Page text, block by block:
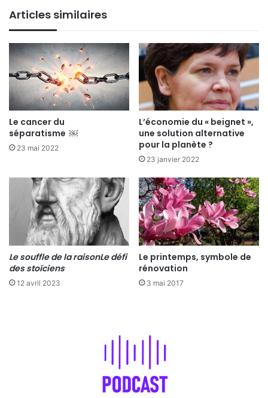
Articles similaires
Le cancer du
séparatisme ￼
23 mai 2022
L’économie du « beignet »,
une solution alternative
pour la planète ?
23 janvier 2022
Le souffle de la raisonLe défi
des stoïciens
12 avril 2023
Le printemps, symbole de
rénovation
3 mai 2017